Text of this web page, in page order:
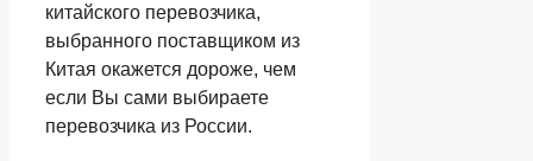
китайского перевозчика,
выбранного поставщиком из
Китая окажется дороже, чем
если Вы сами выбираете
перевозчика из России.